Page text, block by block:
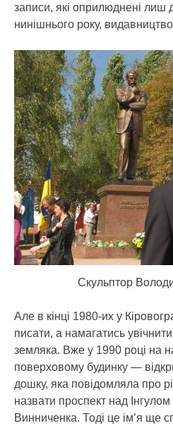
записи, які оприлюднені лиш
нинішнього року,
Скульптор
Але в кінці 1980-их у
писати, а намагатись
земляка. Вже у 1990 році на
поверховому будинку —
дошку, яка повідомляла про
назвати проспект над
Винниченка. Тоді це ім’я ще